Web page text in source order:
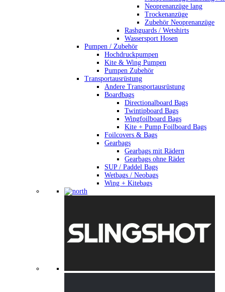
Neoprenanzüge lang
Trockenanzüge
Zubehör Neoprenanzüge
Rashguards / Wetshirts
Wassersport Hosen
Pumpen / Zubehör
Hochdruckpumpen
Kite & Wing Pumpen
Pumpen Zubehör
Transportausrüstung
Andere Transportausrüstung
Boardbags
Directionalboard Bags
Twintipboard Bags
Wingfoilboard Bags
Kite + Pump Foilboard Bags
Foilcovers & Bags
Gearbags
Gearbags mit Rädern
Gearbags ohne Räder
SUP / Paddel Bags
Wetbags / Neobags
Wing + Kitebags